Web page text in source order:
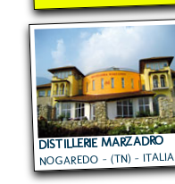
DISTILLERIE MARZADRO
NOGAREDO - (TN) - ITALIA